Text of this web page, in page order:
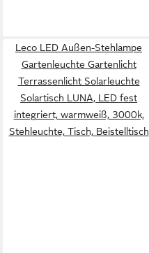
Leco LED Außen-Stehlampe
Gartenleuchte Gartenlicht
Terrassenlicht Solarleuchte
Solartisch LUNA, LED fest
integriert, warmweiß, 3000k,
Stehleuchte, Tisch, Beistelltisch